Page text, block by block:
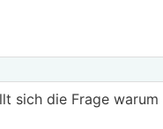
sich die Frage